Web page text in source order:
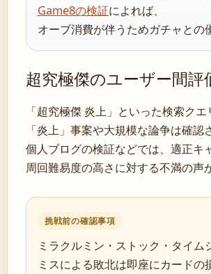
Game8の検証によれば、
オーブ消費が伴うためガチャと
超究極傑のユーザー間
「超究極傑 炎上」といった検索ク
「炎上」事案や大規模な論争は確
個人ブログの検証などでは、適正キ
周回難易度の高さに対する不満の声
挑戦前の確認事項
ミラクルミン・ストック・タイ
ミスによる敗北は即座にカード